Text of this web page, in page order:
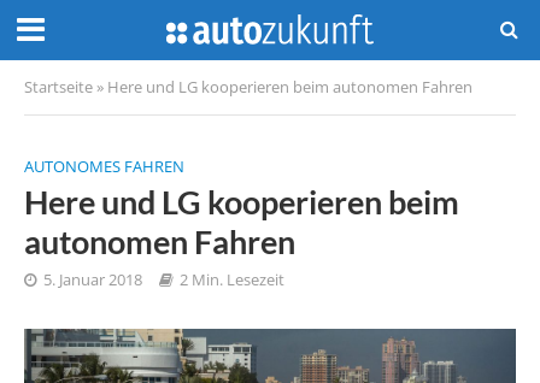
Startseite » Here und LG kooperieren beim autonomen Fahren
AUTONOMES FAHREN
Here und LG kooperieren beim
autonomen Fahren
5. Januar 2018 2 Min. Lesezeit